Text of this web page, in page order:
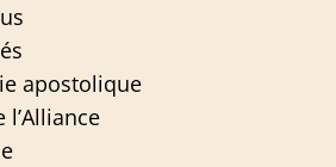
apostolique